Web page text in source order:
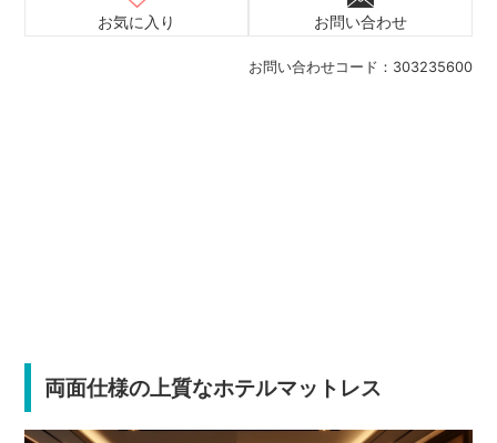
お問い合わせコード： 303235600
お気に入り お問い合わせ
両面仕様の上質なホテルマットレス